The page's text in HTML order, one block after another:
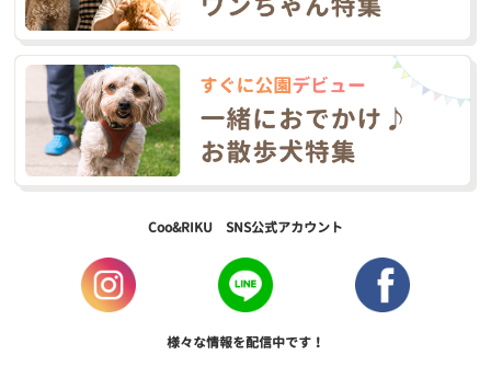
Coo&RIKU SNS公式アカウント
様々な情報を配信中です！